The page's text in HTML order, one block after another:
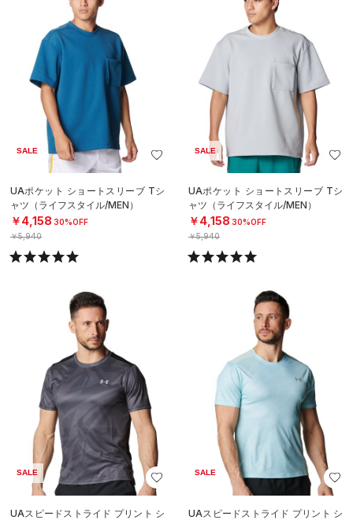
SALE
UAポケット ショートスリーブ Tシ
ャツ（ライフスタイル/MEN）
￥4,158 30%OFF
￥5,940
SALE
UAポケット ショートスリーブ Tシ
ャツ（ライフスタイル/MEN）
￥4,158 30%OFF
￥5,940
SALE
UAスピードストライド プリント シ
SALE
UAスピードストライド プリント シ